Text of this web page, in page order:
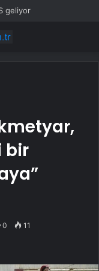
geliyor
bir
0 11